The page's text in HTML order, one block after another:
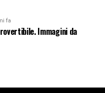
fa
Immagini da